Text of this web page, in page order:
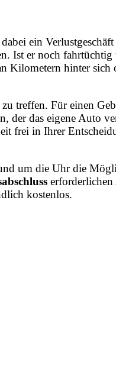
ein Verlustgeschäft
Ist er noch
Kilometern hinter
treffen. Für einen
der das eigene Auto
frei in Ihrer
um die Uhr die
erforderlichen
kostenlos.